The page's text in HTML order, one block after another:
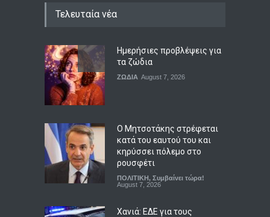
Τελευταία νέα
Ημερήσιες προβλέψεις για
τα ζώδια
ΖΩΔΙΑ August 7, 2026
Ο Μητσοτάκης στρέφεται
κατά του εαυτού του και
κηρύσσει πόλεμο στο
ρουσφέτι
ΠΟΛΙΤΙΚΗ, Συμβαίνει τώρα!
August 7, 2026
Χανιά: ΕΔΕ για τους